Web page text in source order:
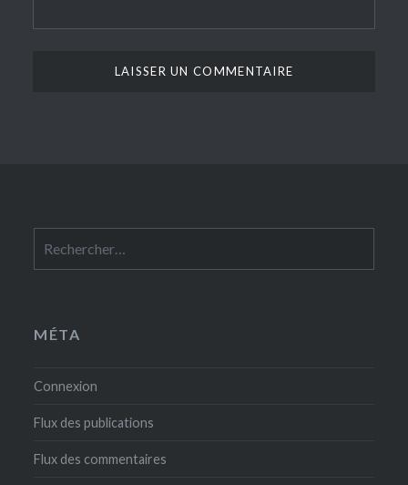
MÉTA
Connexion
Flux des publications
Flux des commentaires